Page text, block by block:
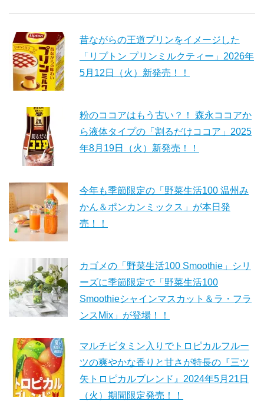
昔ながらの王道プリンをイメージした
「リプトン プリンミルクティー」2026年
5月12日（火）新発売！！
粉のココアはもう古い？！ 森永ココアか
ら液体タイプの「割るだけココア」2025
年8月19日（火）新発売！！
今年も季節限定の「野菜生活100 温州み
かん＆ポンカンミックス」が本日発
売！！
カゴメの「野菜生活100 Smoothie」シリ
ーズに季節限定で「野菜生活100
Smoothieシャインマスカット＆ラ・フラ
ンスMix」が登場！！
マルチビタミン入りでトロピカルフルー
ツの爽やかな香りと甘さが特長の『三ツ
矢トロピカルブレンド』2024年5月21日
（火）期間限定発売！！